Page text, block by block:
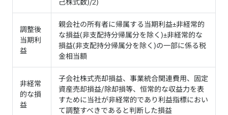
己株式数)/2)
調整後
当期利
益
親会社の所有者に帰属する当期利益±非経常的
な損益(非支配持分帰属分を除く)±非経常的な
損益(非支配持分帰属分を除く)の一部に係る税
金相当額
非経常
的な損
益
子会社株式売却損益、事業統合関連費用、固定
資産売却損益/除却損等、恒常的な収益力を表
すために当社が非経常的であり利益指標におい
て調整すべきであると判断した損益